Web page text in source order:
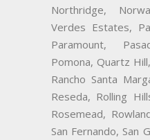
Northridge,
Verdes Estates,
Paramount,
Pomona, Quartz
Rancho Santa
Reseda, Rolling
Rosemead,
San Fernando, San